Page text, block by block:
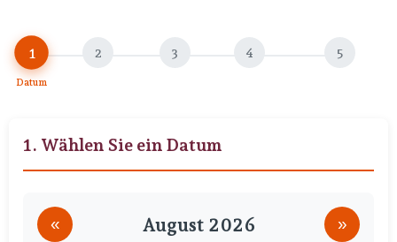
1
Datum
2 3 4 5
1. Wählen Sie ein Datum
« August 2026 »